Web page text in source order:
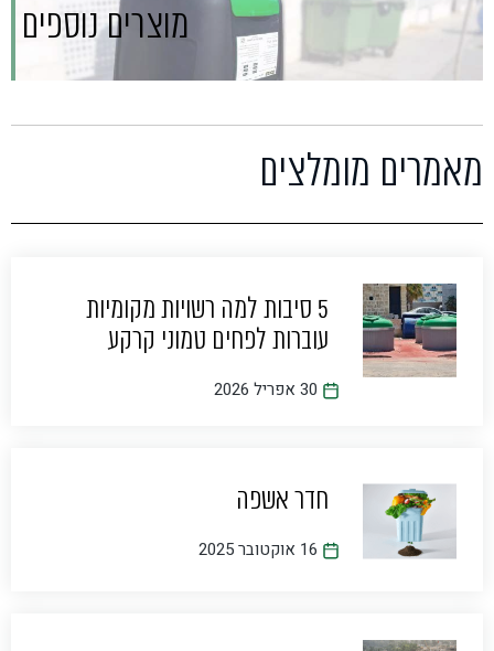
מוצרים נוספים
מאמרים מומלצים
5 סיבות למה רשויות מקומיות
עוברות לפחים טמוני קרקע
חדר אשפה